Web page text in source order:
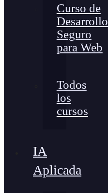
Curso de
Desarrollo
Seguro
para Web
Todos
los
cursos
IA
Aplicada